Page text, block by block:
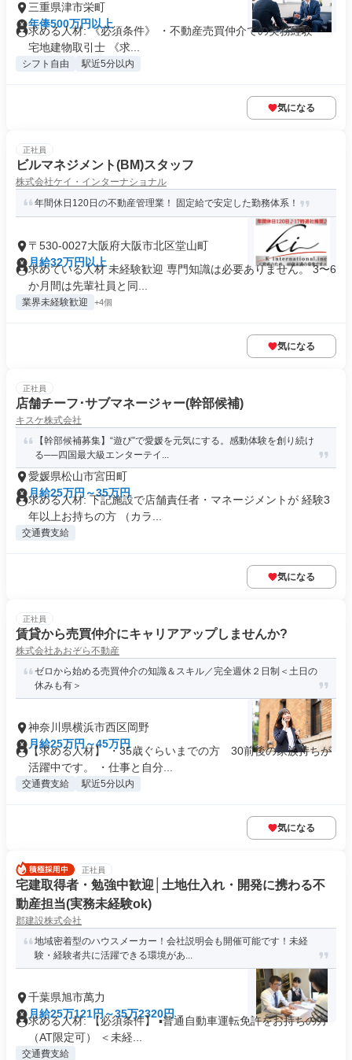
三重県津市栄町
年俸500万円以上
求める人材: 《必須条件》 ・不動産売買仲介での実務経験 ・
宅地建物取引士 《求...
シフト自由 駅近5分以内
気になる
正社員
ビルマネジメント(BM)スタッフ
株式会社ケイ・インターナショナル
年間休日120日の不動産管理業！ 固定給で安定した勤務体系！
〒530-0027大阪府大阪市北区堂山町
月給32万円以上
求めている人材 未経験歓迎 専門知識は必要ありません。 3〜6
か月間は先輩社員と同...
業界未経験歓迎 +4個
気になる
正社員
店舗チーフ･サブマネージャー(幹部候補)
キスケ株式会社
【幹部候補募集】“遊び”で愛媛を元気にする。感動体験を創り続け
る──四国最大級エンターテイ...
愛媛県松山市宮田町
月給25万円～35万円
求める人材: 下記施設で店舗責任者・マネージメントが 経験3
年以上お持ちの方 （カラ...
交通費支給
気になる
正社員
賃貸から売買仲介にキャリアアップしませんか?
株式会社あおぞら不動産
ゼロから始める売買仲介の知識＆スキル／完全週休２日制＜土日の
休みも有＞
神奈川県横浜市西区岡野
月給25万円～45万円
【求める人材】 ・35歳ぐらいまでの方 30前後の家族持ちが
活躍中です。 ・仕事と自分...
交通費支給 駅近5分以内
気になる
正社員
宅建取得者・勉強中歓迎│土地仕入れ・開発に携わる不
動産担当(実務未経験ok)
郡建設株式会社
地域密着型のハウスメーカー！会社説明会も開催可能です！未経
験・経験者共に活躍できる環境があ...
千葉県旭市萬力
月給25万121円～35万2320円
求める人材: 【必須条件】 ▪普通自動車運転免許をお持ちの方
（AT限定可） ＜未経...
交通費支給